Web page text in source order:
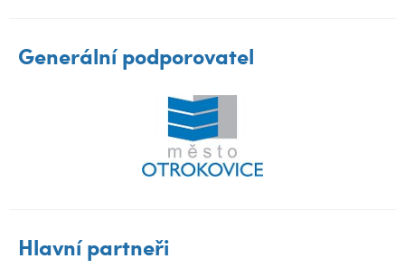
Generální podporovatel
Hlavní partneři